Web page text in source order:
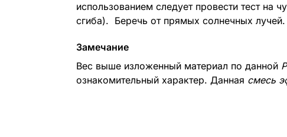
использованием следует провести тест на
сгиба). Беречь от прямых солнечных лучей.
Замечание
Вес выше изложенный материал по данной
ознакомительный характер. Данная смесь